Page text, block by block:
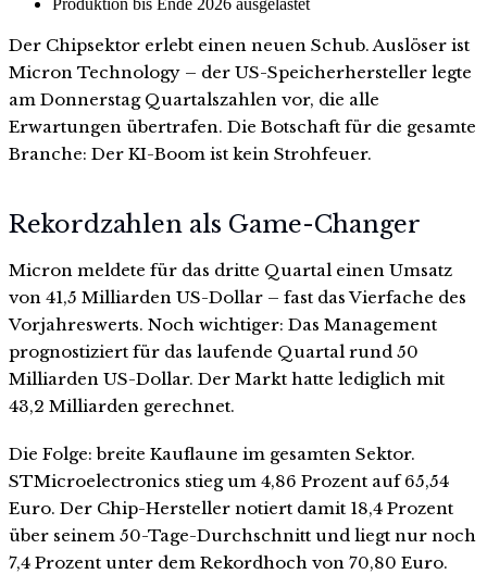
Der Chipsektor erlebt einen neuen Schub. Auslöser ist
Micron Technology – der US-Speicherhersteller legte
am Donnerstag Quartalszahlen vor, die alle
Erwartungen übertrafen. Die Botschaft für die gesamte
Branche: Der KI-Boom ist kein Strohfeuer.
Rekordzahlen als Game-Changer
Micron meldete für das dritte Quartal einen Umsatz
von 41,5 Milliarden US-Dollar – fast das Vierfache des
Vorjahreswerts. Noch wichtiger: Das Management
prognostiziert für das laufende Quartal rund 50
Milliarden US-Dollar. Der Markt hatte lediglich mit
43,2 Milliarden gerechnet.
Die Folge: breite Kauflaune im gesamten Sektor.
STMicroelectronics stieg um 4,86 Prozent auf 65,54
Euro. Der Chip-Hersteller notiert damit 18,4 Prozent
über seinem 50-Tage-Durchschnitt und liegt nur noch
7,4 Prozent unter dem Rekordhoch von 70,80 Euro.